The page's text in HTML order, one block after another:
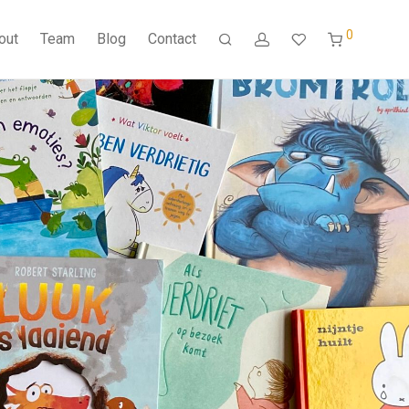
Team Blog Contact 0